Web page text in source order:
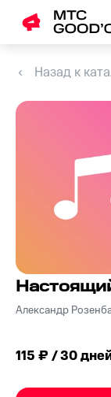
Назад к
Александр
115 ₽ / 30